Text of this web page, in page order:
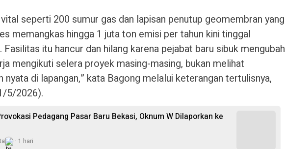
seperti 200 sumur gas dan lapisan penutup geomembran yang
memangkas hingga 1 juta ton emisi per tahun kini tinggal
Fasilitas itu hancur dan hilang karena pejabat baru sibuk mengubah
mengikuti selera proyek masing-masing, bukan melihat
nyata di lapangan,” kata Bagong melalui keterangan tertulisnya,
5/2026).
Pedagang Pasar Baru Bekasi, Oknum W Dilaporkan ke
1 hari